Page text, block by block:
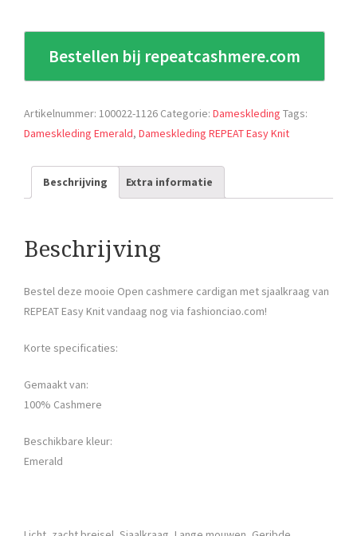
Bestellen bij repeatcashmere.com
Artikelnummer: 100022-1126 Categorie: Dameskleding Tags:
Dameskleding Emerald, Dameskleding REPEAT Easy Knit
Beschrijving Extra informatie
Beschrijving
Bestel deze mooie Open cashmere cardigan met sjaalkraag van
REPEAT Easy Knit vandaag nog via fashionciao.com!
Korte specificaties:
Gemaakt van:
100% Cashmere
Beschikbare kleur:
Emerald